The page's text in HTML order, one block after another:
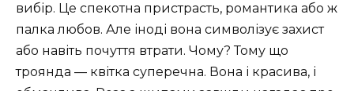
вибір. Це спекотна пристрасть, романтика або ж
палка любов. Але іноді вона символізує захист
або навіть почуття втрати. Чому? Тому що
троянда — квітка суперечна. Вона і красива, і